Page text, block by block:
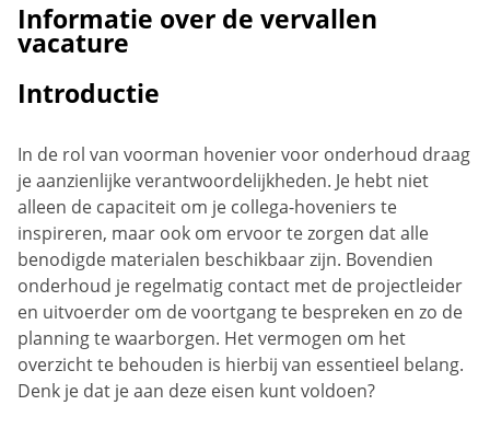
Informatie over de vervallen
vacature
Introductie
In de rol van voorman hovenier voor onderhoud draag
je aanzienlijke verantwoordelijkheden. Je hebt niet
alleen de capaciteit om je collega-hoveniers te
inspireren, maar ook om ervoor te zorgen dat alle
benodigde materialen beschikbaar zijn. Bovendien
onderhoud je regelmatig contact met de projectleider
en uitvoerder om de voortgang te bespreken en zo de
planning te waarborgen. Het vermogen om het
overzicht te behouden is hierbij van essentieel belang.
Denk je dat je aan deze eisen kunt voldoen?